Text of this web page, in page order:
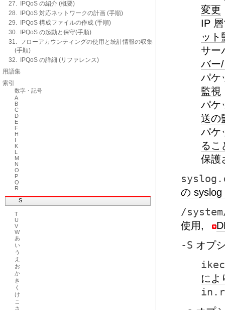
27. IPQoS の紹介 (概要)
28. IPQoS 対応ネットワークの計画 (手順)
29. IPQoS 構成ファイルの作成 (手順)
30. IPQoS の起動と保守(手順)
31. フローアカウンティングの使用と統計情報の収集
(手順)
32. IPQoS の詳細 (リファレンス)
用語集
索引
数字・記号
A
B
C
D
E
F
H
I
K
L
M
N
O
P
Q
R
S
T
U
V
W
あ
い
う
え
お
か
き
く
け
こ
さ
変更
IP
ット
サー
バー
パケ
監視
パケ
送の
パケ
るこ
保護
の syslog
/
使用,
-S オプ
によ